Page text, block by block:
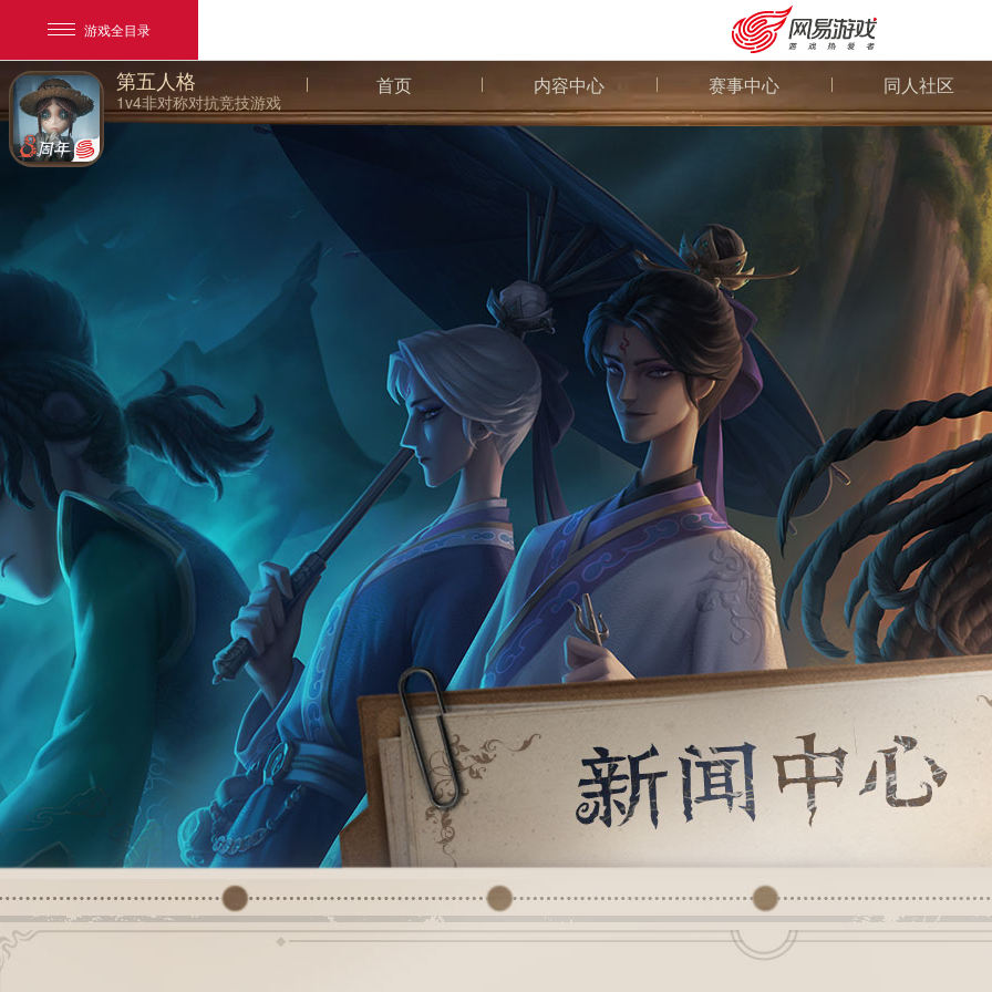
游戏全目录
网易游戏
游戏爱好者
我的足迹：
安卓充值 客服中心
第五人格
1v4非对称对抗竞技游戏
首页 内容中心 赛事中心 同人社区